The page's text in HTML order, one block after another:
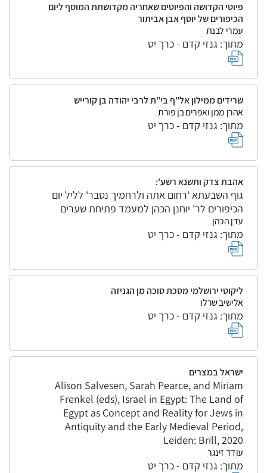
פיוטי הקדושה והפיוטים שאחריה מקדושתת המוסף ליום
הכיפורים של יוסף אבן אביתור
עמרי לבנת
מתוך: גנזי קדם - כרך יט
שרידים ממילון אל"ף בי"ת לרבי יהודה בן קורייש
אהרן ממן ואפרים בן פורת
מתוך: גנזי קדם - כרך יט
אהבת צדק ותשנא רשע':
גוף השבעתא 'רחום אתה ולרחמיך נסבר' לליל יום
הכיפורים לר' יוחנן הכהן למעמד פתיחת שערים
עדן הכהן
מתוך: גנזי קדם - כרך יט
ליקוטי ירושלמי מסכת סוכה מן הגניזה
אלישיב שרלו
מתוך: גנזי קדם - כרך יט
ישראל במצרים
Alison Salvesen, Sarah Pearce, and Miriam
Frenkel (eds), Israel in Egypt: The Land of
Egypt as Concept and Reality for Jews in
Antiquity and the Early Medieval Period,
Leiden: Brill, 2020
עודד זינגר
מתוך: גנזי קדם - כרך יט